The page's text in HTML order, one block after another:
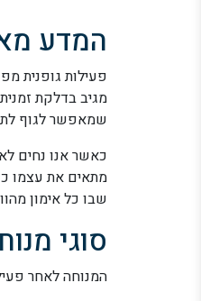
המדע
פעילות גופנית
מגיב בדלקת
שמאפשר לגוף
כאשר אנו נחים
מתאים את עצמו
שבו כל אימון
סוגי
המנוחה לאחר